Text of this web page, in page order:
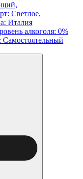
Светлое,
Италия
алкоголя: 0%
Самостоятельный